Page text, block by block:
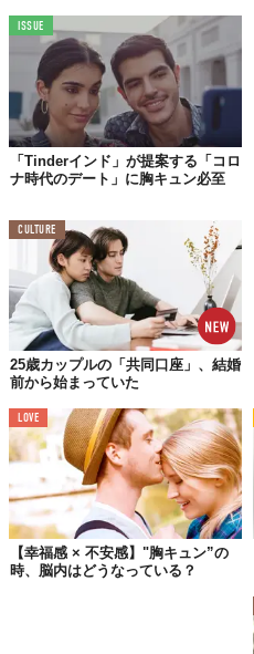
#2
ISSUE
「Tinderインド」が提案する「コロ
ナ時代のデート」に胸キュン必至
CULTURE
25歳カップルの「共同口座」、結婚
前から始まっていた
LOVE
【幸福感 × 不安感】"胸キュン”の
時、脳内はどうなっている？